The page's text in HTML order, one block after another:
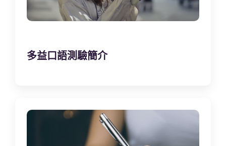
多益口語測驗簡介